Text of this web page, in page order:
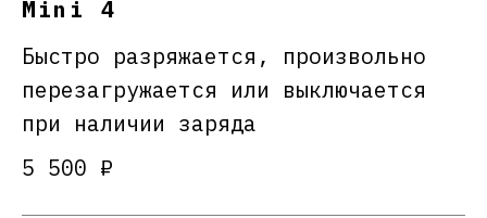
Mini 4
Быстро разряжается, произвольно
перезагружается или выключается
при наличии заряда
5 500 ₽